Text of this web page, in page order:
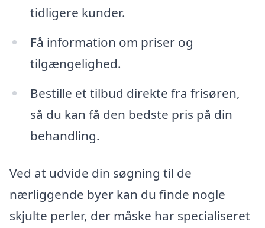
tidligere kunder.
Få information om priser og
tilgængelighed.
Bestille et tilbud direkte fra frisøren,
så du kan få den bedste pris på din
behandling.
Ved at udvide din søgning til de
nærliggende byer kan du finde nogle
skjulte perler, der måske har specialiseret